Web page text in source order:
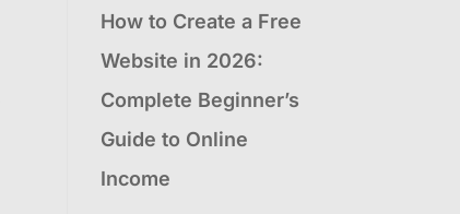
How to Create a Free
Website in 2026:
Complete Beginner’s
Guide to Online
Income